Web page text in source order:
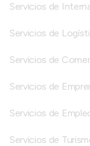
Servicios de
Servicios de
Servicios de
Servicios de
Servicios de
Servicios de